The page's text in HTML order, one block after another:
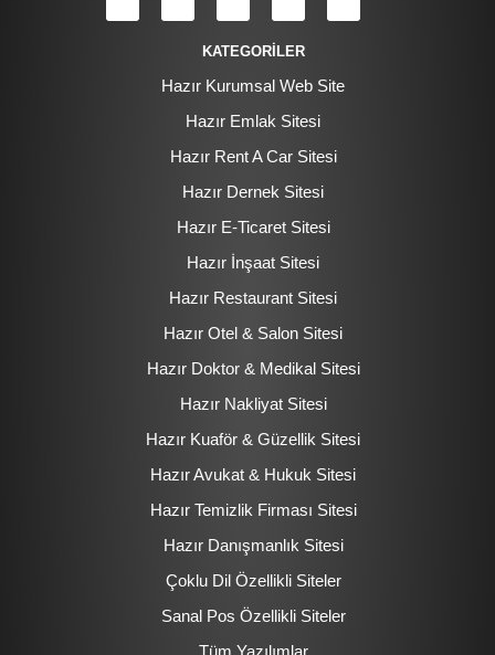
KATEGORİLER
Hazır Kurumsal Web Site
Hazır Emlak Sitesi
Hazır Rent A Car Sitesi
Hazır Dernek Sitesi
Hazır E-Ticaret Sitesi
Hazır İnşaat Sitesi
Hazır Restaurant Sitesi
Hazır Otel & Salon Sitesi
Hazır Doktor & Medikal Sitesi
Hazır Nakliyat Sitesi
Hazır Kuaför & Güzellik Sitesi
Hazır Avukat & Hukuk Sitesi
Hazır Temizlik Firması Sitesi
Hazır Danışmanlık Sitesi
Çoklu Dil Özellikli Siteler
Sanal Pos Özellikli Siteler
Tüm Yazılımlar